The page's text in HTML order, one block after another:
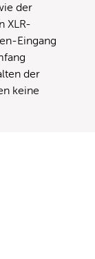
der
XLR-
Eingang
der
keine